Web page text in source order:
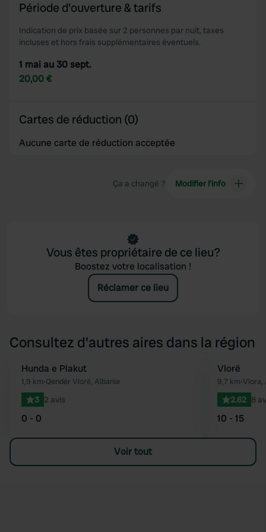
our social media, advertising and analytics partners who
provided to them or that they’ve collected from your use
Période d'ouverture & tarifs
Indication de prix basée sur 2 personnes par nuit, taxes
incluses et hors frais supplémentaires éventuels.
1 mai au 30 sept.
20,00 €
Cartes de réduction (0)
Aucune carte de réduction acceptée
Ça a changé ? Modifier l’info
Vous êtes propriétaire de ce lieu?
Boostez votre localisation !
Réclamer ce lieu
Consultez d'autres aires dans la région
Préféré
Hunda e Plakut
1,9 km•Qendër Vlorë, Albanie
3 2 avis
0 - 0
Vlorë
9,7 km•Vlora,
2.62 8
10 - 15
Voir tout